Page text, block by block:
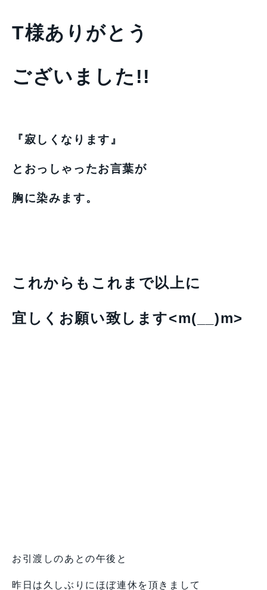
T様ありがとう
ございました!!
『寂しくなります』
とおっしゃったお言葉が
胸に染みます。
これからもこれまで以上に
宜しくお願い致します<m(__)m>
お引渡しのあとの午後と
昨日は久しぶりにほぼ連休を頂きまして